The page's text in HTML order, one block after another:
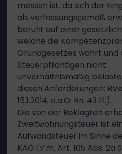
messen ist, da sich der
als verfassungsgemäß
beruht auf einer
welche die
Grundgesetzes wahrt und
Steuerpflichtigen nicht
unverhältnismäßig
diesen Anforderungen:
15.1.2014, a.a.O. Rn. 43 ff.).
Die von der Beklagten
Zweitwohnungsteuer ist
Aufwandsteuer im Sinne
KAG i.V.m. Art. 105 Abs. 2a